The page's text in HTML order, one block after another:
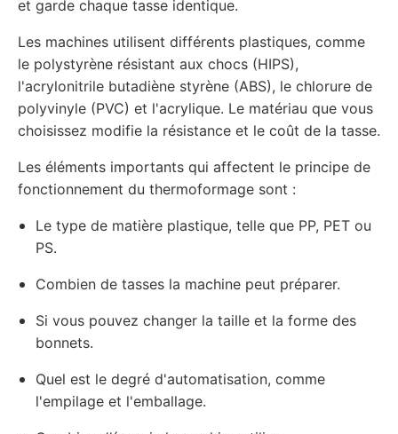
et garde chaque tasse identique.
Les machines utilisent différents plastiques, comme
le polystyrène résistant aux chocs (HIPS),
l'acrylonitrile butadiène styrène (ABS), le chlorure de
polyvinyle (PVC) et l'acrylique. Le matériau que vous
choisissez modifie la résistance et le coût de la tasse.
Les éléments importants qui affectent le principe de
fonctionnement du thermoformage sont :
Le type de matière plastique, telle que PP, PET ou
PS.
Combien de tasses la machine peut préparer.
Si vous pouvez changer la taille et la forme des
bonnets.
Quel est le degré d'automatisation, comme
l'empilage et l'emballage.